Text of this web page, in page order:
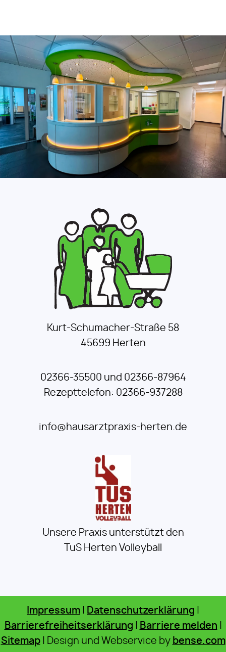
Kurt-Schumacher-Straße 58
45699 Herten
02366-35500 und 02366-87964
Rezepttelefon: 02366-937288
info@hausarztpraxis-herten.de
Unsere Praxis unterstützt den
TuS Herten Volleyball
Impressum Datenschutzerklärung
Barrierefreiheitserklärung
Barriere melden
Sitemap| Design und Webservice by bense.com